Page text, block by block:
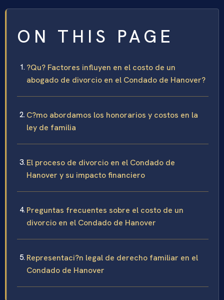
ON THIS PAGE
?Qu? Factores influyen en el costo de un
abogado de divorcio en el Condado de Hanover?
C?mo abordamos los honorarios y costos en la
ley de familia
El proceso de divorcio en el Condado de
Hanover y su impacto financiero
Preguntas frecuentes sobre el costo de un
divorcio en el Condado de Hanover
Representaci?n legal de derecho familiar en el
Condado de Hanover